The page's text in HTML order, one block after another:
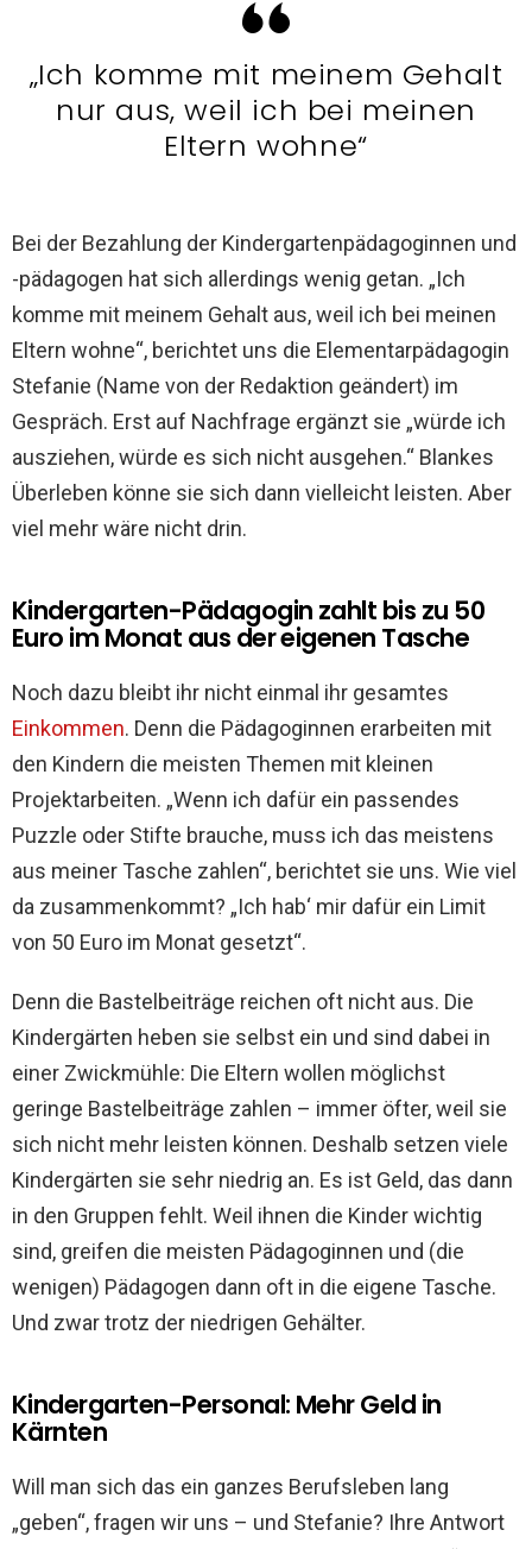
„Ich komme mit meinem Gehalt
nur aus, weil ich bei meinen
Eltern wohne“
Bei der Bezahlung der Kindergartenpädagoginnen und
-pädagogen hat sich allerdings wenig getan. „Ich
komme mit meinem Gehalt aus, weil ich bei meinen
Eltern wohne“, berichtet uns die Elementarpädagogin
Stefanie (Name von der Redaktion geändert) im
Gespräch. Erst auf Nachfrage ergänzt sie „würde ich
ausziehen, würde es sich nicht ausgehen.“ Blankes
Überleben könne sie sich dann vielleicht leisten. Aber
viel mehr wäre nicht drin.
Kindergarten-Pädagogin zahlt bis zu 50
Euro im Monat aus der eigenen Tasche
Noch dazu bleibt ihr nicht einmal ihr gesamtes
Einkommen. Denn die Pädagoginnen erarbeiten mit
den Kindern die meisten Themen mit kleinen
Projektarbeiten. „Wenn ich dafür ein passendes
Puzzle oder Stifte brauche, muss ich das meistens
aus meiner Tasche zahlen“, berichtet sie uns. Wie viel
da zusammenkommt? „Ich hab‘ mir dafür ein Limit
von 50 Euro im Monat gesetzt“.
Denn die Bastelbeiträge reichen oft nicht aus. Die
Kindergärten heben sie selbst ein und sind dabei in
einer Zwickmühle: Die Eltern wollen möglichst
geringe Bastelbeiträge zahlen – immer öfter, weil sie
sich nicht mehr leisten können. Deshalb setzen viele
Kindergärten sie sehr niedrig an. Es ist Geld, das dann
in den Gruppen fehlt. Weil ihnen die Kinder wichtig
sind, greifen die meisten Pädagoginnen und (die
wenigen) Pädagogen dann oft in die eigene Tasche.
Und zwar trotz der niedrigen Gehälter.
Kindergarten-Personal: Mehr Geld in
Kärnten
Will man sich das ein ganzes Berufsleben lang
„geben“, fragen wir uns – und Stefanie? Ihre Antwort